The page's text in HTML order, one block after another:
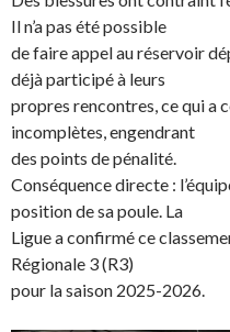
Il n’a pas été possible
de faire appel au réservoir
déjà participé à leurs
propres rencontres, ce qui a
incomplètes, engendrant
des points de pénalité.
Conséquence directe :
position de sa poule. La
Ligue a confirmé ce
Régionale 3 (R3)
pour la saison 2025-2026.